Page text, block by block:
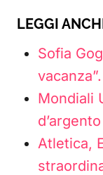
LEGGI
Sofia
Mondiali
Atletica,